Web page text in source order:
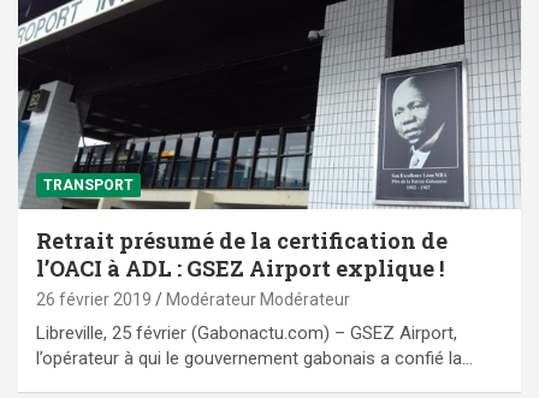
TRANSPORT
Retrait présumé de la certification de
l’OACI à ADL : GSEZ Airport explique !
26 février 2019 Modérateur Modérateur
Libreville, 25 février (Gabonactu.com) – GSEZ Airport,
l’opérateur à qui le gouvernement gabonais a confié la…